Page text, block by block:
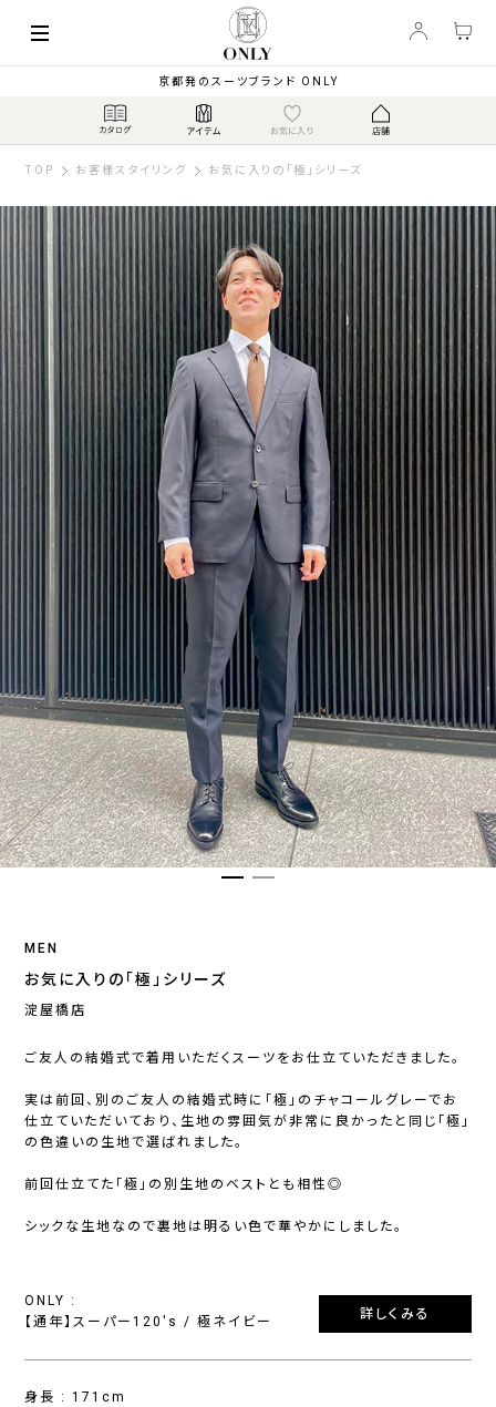
京都発のスーツブランド ONLY
TOP お客様スタイリング お気に入りの「極」シリーズ
MEN
お気に入りの「極」シリーズ
淀屋橋店
ご友人の結婚式で着用いただくスーツをお仕立ていただきました。
実は前回、別のご友人の結婚式時に「極」のチャコールグレーでお
仕立ていただいており、生地の雰囲気が非常に良かったと同じ「極」
の色違いの生地で選ばれました。
前回仕立てた「極」の別生地のベストとも相性◎
シックな生地なので裏地は明るい色で華やかにしました。
ONLY :
【通年】スーパー120's / 極ネイビー
詳しくみる
身長 : 171cm